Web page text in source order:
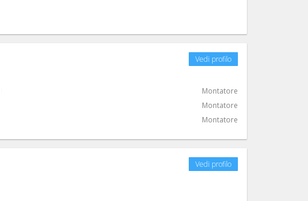
Montatore
Montatore
Montatore
Vedi profilo
Vedi profilo